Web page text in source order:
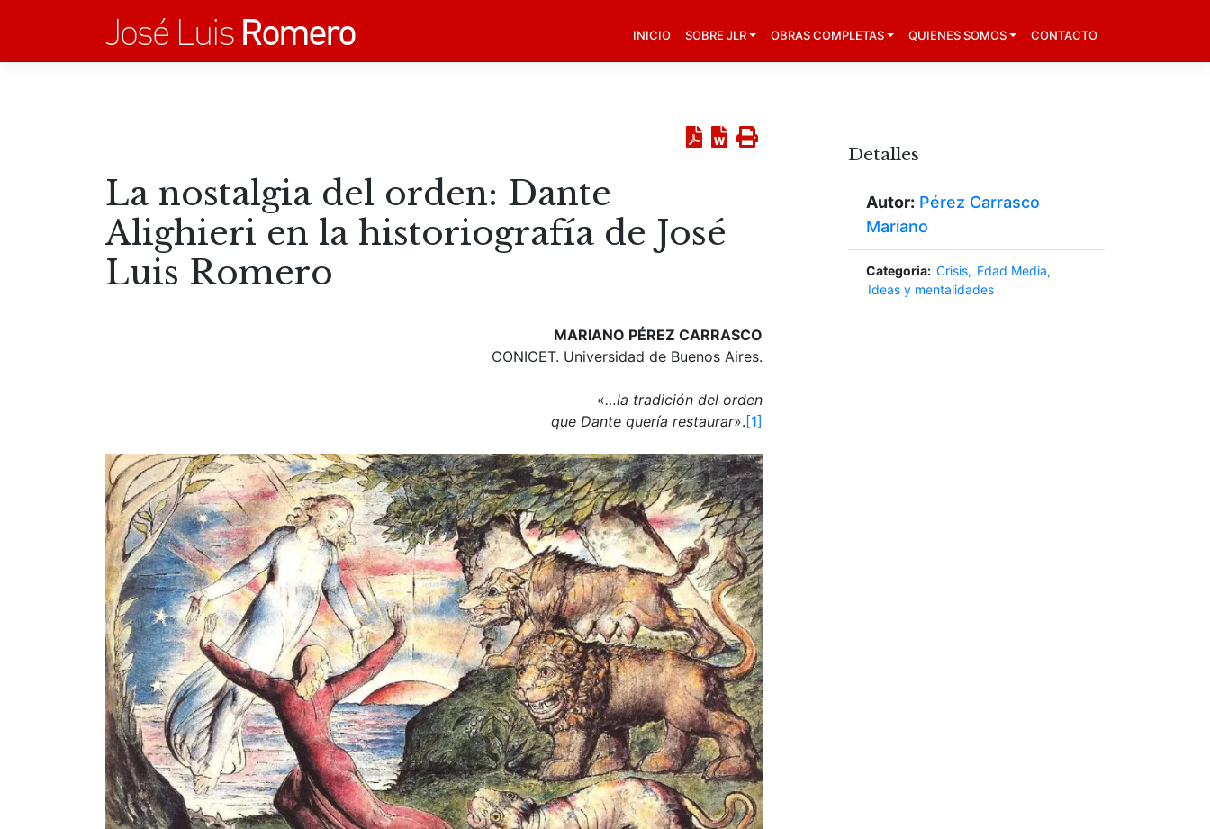
INICIO SOBRE JLR OBRAS COMPLETAS QUIENES SOMOS CONTACTO
La nostalgia del orden: Dante
Alighieri en la historiografía de José
Luis Romero
MARIANO PÉREZ CARRASCO
CONICET. Universidad de Buenos Aires.
«…la tradición del orden
que Dante quería restaurar».[1]
Detalles
Autor: Pérez Carrasco
Mariano
Categoria: Crisis
Edad Media
Ideas y mentalidades